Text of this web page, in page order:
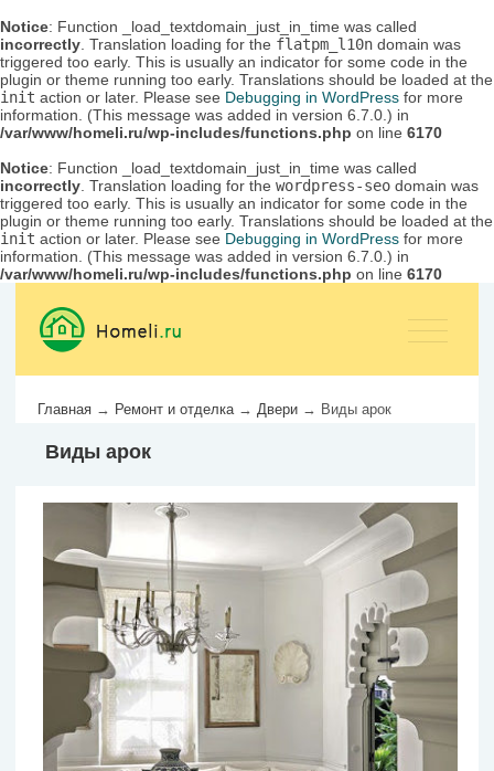
Notice: Function _load_textdomain_just_in_time was called
incorrectly . Translation loading for the flatpm_l10n domain was
triggered too early. This is usually an indicator for some code in the
plugin or theme running too early. Translations should be loaded at the
init action or later. Please see Debugging in WordPress for more
information. (This message was added in version 6.7.0.) in
/var/www/homeli.ru/wp-includes/functions.php on line 6170
Notice: Function _load_textdomain_just_in_time was called
incorrectly . Translation loading for the wordpress-seo domain was
triggered too early. This is usually an indicator for some code in the
plugin or theme running too early. Translations should be loaded at the
init action or later. Please see Debugging in WordPress for more
information. (This message was added in version 6.7.0.) in
/var/www/homeli.ru/wp-includes/functions.php on line 6170
Главная → Ремонт и отделка → Двери → Виды арок
Виды арок